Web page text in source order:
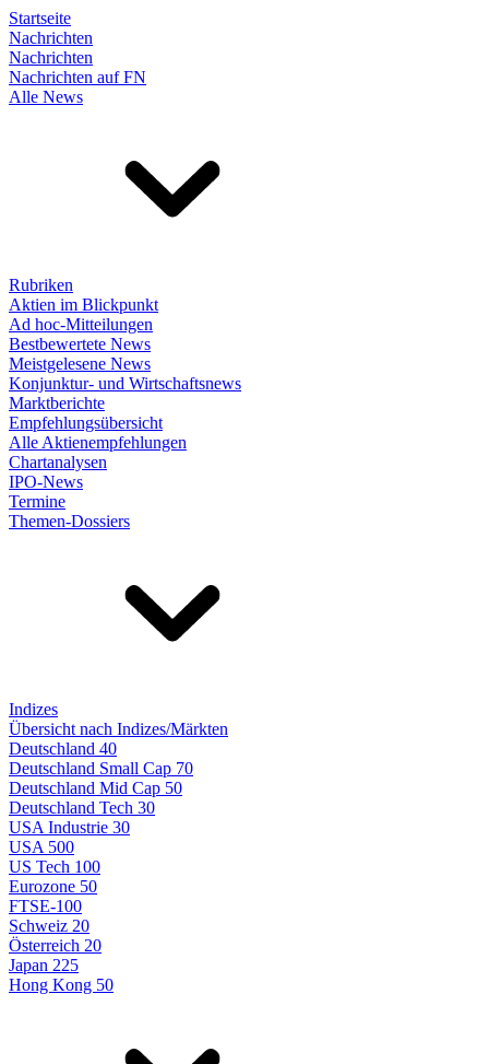
Startseite
Nachrichten
Nachrichten
Nachrichten auf FN
Alle News
Rubriken
Aktien im Blickpunkt
Ad hoc-Mitteilungen
Bestbewertete News
Meistgelesene News
Konjunktur- und Wirtschaftsnews
Marktberichte
Empfehlungsübersicht
Alle Aktienempfehlungen
Chartanalysen
IPO-News
Termine
Themen-Dossiers
Indizes
Übersicht nach Indizes/Märkten
Deutschland 40
Deutschland Small Cap 70
Deutschland Mid Cap 50
Deutschland Tech 30
USA Industrie 30
USA 500
US Tech 100
Eurozone 50
FTSE-100
Schweiz 20
Österreich 20
Japan 225
Hong Kong 50